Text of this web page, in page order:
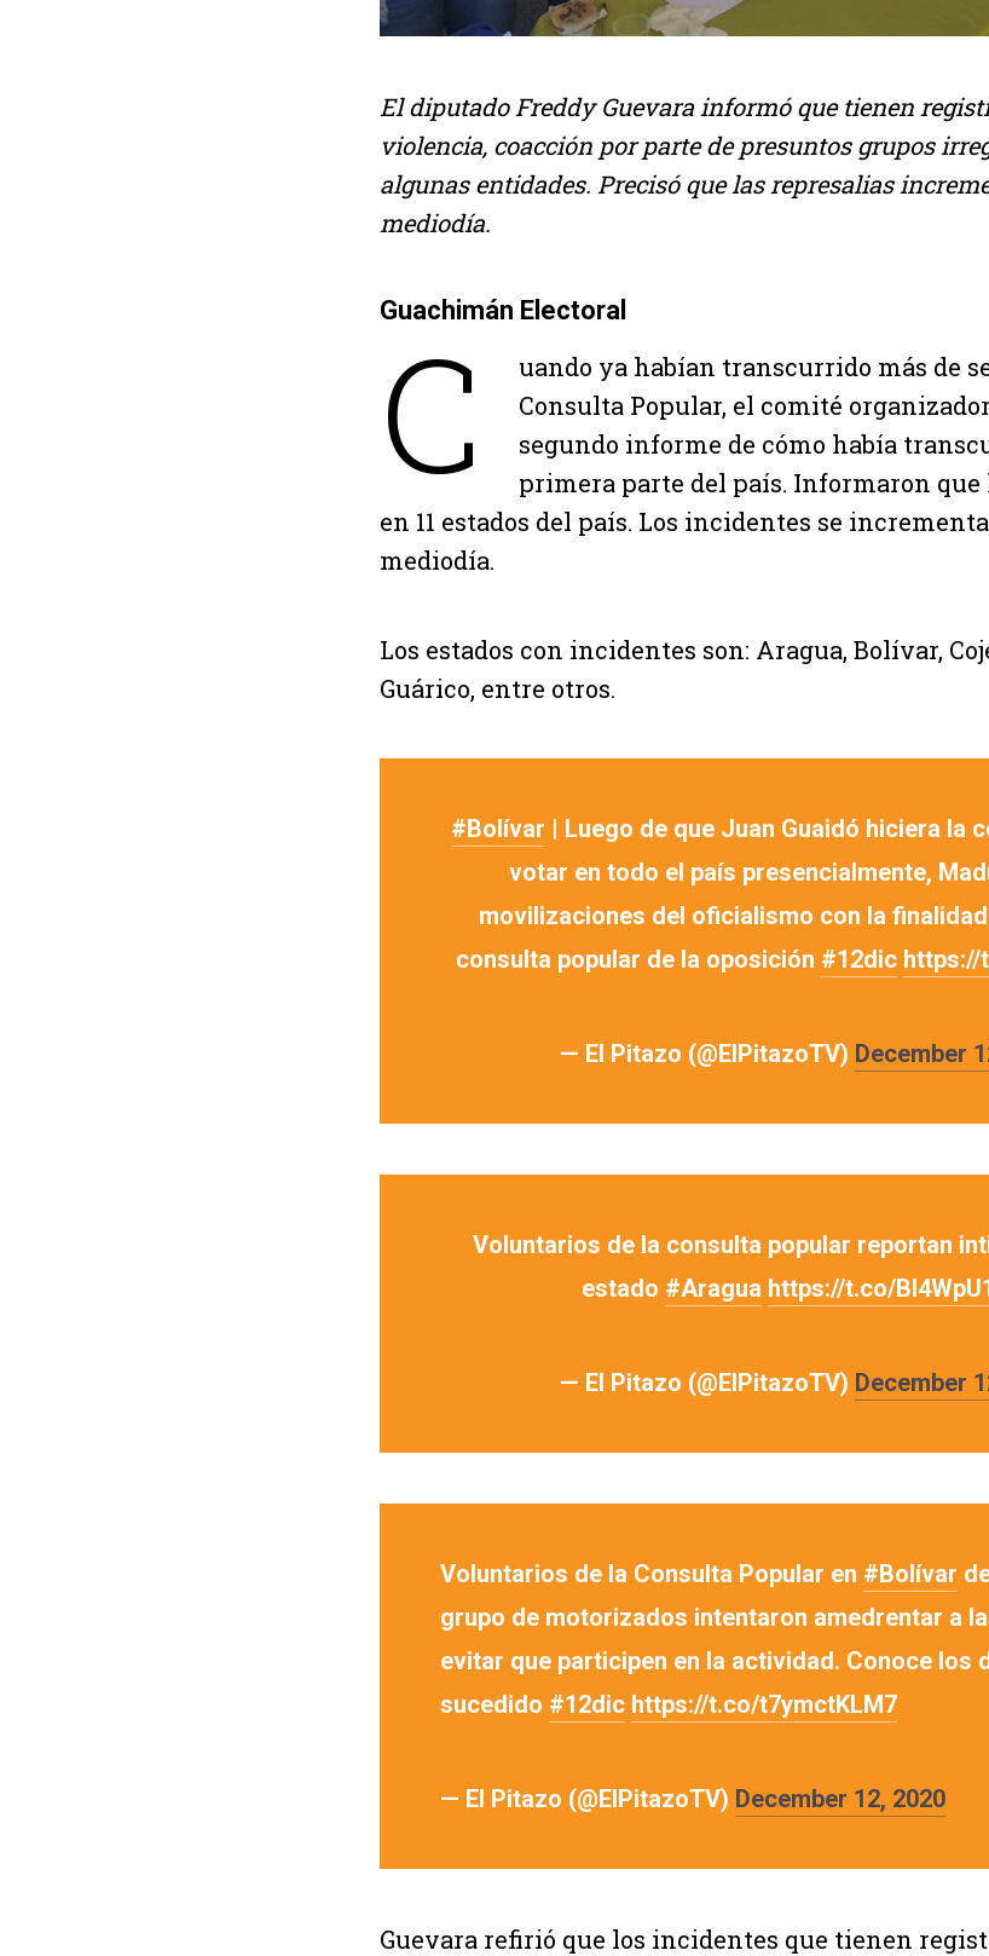
El diputado Freddy Guevara informó que tienen
violencia, coacción por parte de presuntos grupos
algunas entidades. Precisó que las represalias
mediodía.
Guachimán Electoral
C
uando ya habían transcurrido más de
Consulta Popular, el comité
segundo informe de cómo había
primera parte del país. Informaron
en 11 estados del país. Los incidentes se
mediodía.
Los estados con incidentes son: Aragua, Bolívar,
Guárico, entre otros.
#Bolívar | Luego de que Juan Guaidó hiciera la
votar en todo el país presencialmente,
movilizaciones del oficialismo con la
consulta popular de la oposición #12dic https://
— El Pitazo (@ElPitazoTV) December
Voluntarios de la consulta popular reportan
estado #Aragua https://t.co/
— El Pitazo (@ElPitazoTV) December
Voluntarios de la Consulta Popular en #Bolívar
grupo de motorizados intentaron amedrentar a
evitar que participen en la actividad. Conoce los
sucedido #12dic https://t.co/t7ymctKLM7
— El Pitazo (@ElPitazoTV) December 12, 2020
Guevara refirió que los incidentes que tienen